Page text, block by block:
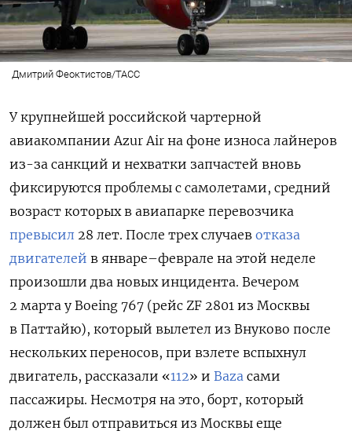
Дмитрий Феоктистов/ТАСС
У крупнейшей российской чартерной
авиакомпании Azur Air на фоне износа лайнеров
из-за санкций и нехватки запчастей вновь
фиксируются проблемы с самолетами, средний
возраст которых в авиапарке перевозчика
превысил 28 лет. После трех случаев отказа
двигателей в январе–феврале на этой неделе
произошли два новых инцидента. Вечером
2 марта у Boeing 767 (рейс ZF 2801 из Москвы
в Паттайю), который вылетел из Внуково после
нескольких переносов, при взлете вспыхнул
двигатель, рассказали «112» и Baza сами
пассажиры. Несмотря на это, борт, который
должен был отправиться из Москвы еще